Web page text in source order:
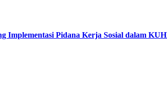
Implementasi Pidana Kerja Sosial dalam